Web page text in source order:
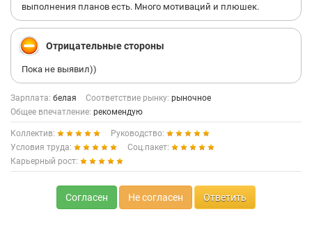
выполнения планов есть. Много мотиваций и плюшек.
Отрицательные стороны
Пока не выявил))
Зарплата: белая Соответствие рынку: рыночное
Общее впечатление: рекомендую
Коллектив:
Руководство:
Условия труда:
Соц.пакет:
Карьерный рост:
Согласен Не согласен Ответить